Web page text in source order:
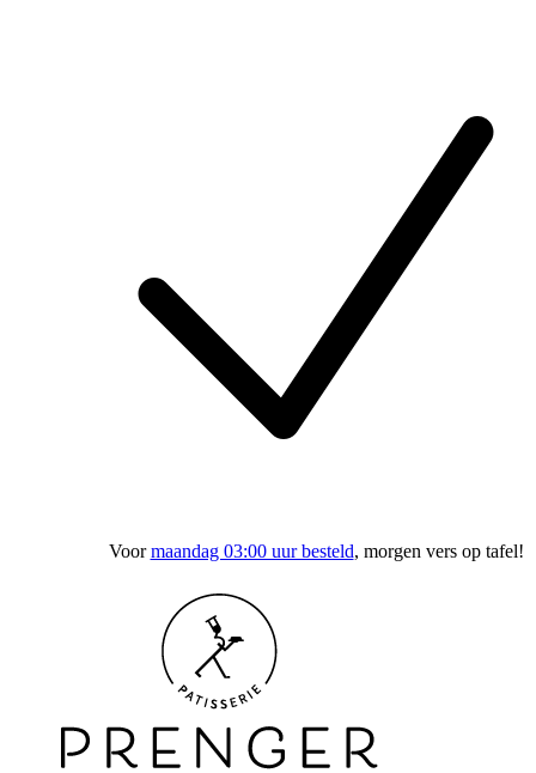
Voormaandag 03:00 uur besteld, morgen vers op tafel!